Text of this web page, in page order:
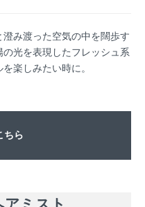
み渡った空気の中を闊歩す
光を表現したフレッシュ系
楽しみたい時に。
ちら